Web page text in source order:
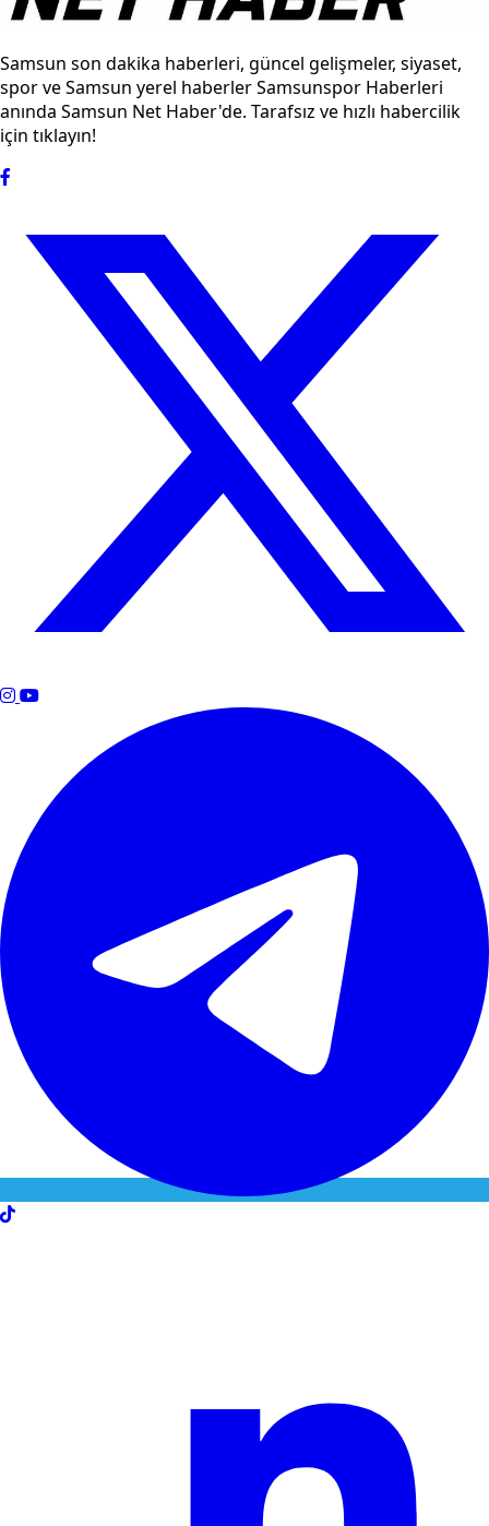
Samsun son dakika haberleri, güncel gelişmeler, siyaset,
spor ve Samsun yerel haberler Samsunspor Haberleri
anında Samsun Net Haber'de. Tarafsız ve hızlı habercilik
için tıklayın!